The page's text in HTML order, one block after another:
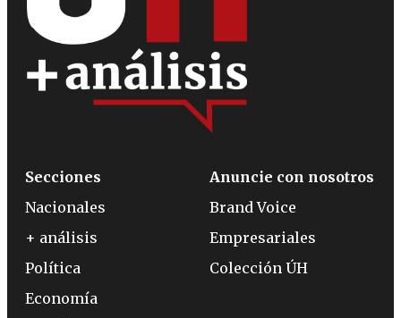
Secciones
Nacionales
+ análisis
Política
Economía
Anuncie con nosotros
Brand Voice
Empresariales
Colección ÚH